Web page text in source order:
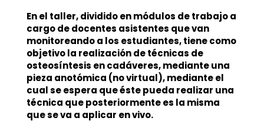
En el taller, dividido en módulos de trabajo a
cargo de docentes asistentes que van
monitoreando a los estudiantes, tiene como
objetivo la realización de técnicas de
osteosíntesis en cadáveres, mediante una
pieza anotómica (no virtual), mediante el
cual se espera que éste pueda realizar una
técnica que posteriormente es la misma
que se va a aplicar en vivo.